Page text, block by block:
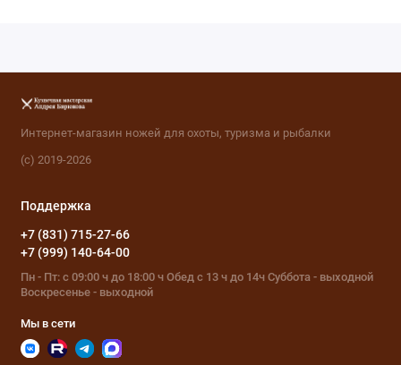
Интернет-магазин ножей для охоты, туризма и рыбалки
(с) 2019-2026
Поддержка
+7 (831) 715-27-66
+7 (999) 140-64-00
Пн - Пт: с 09:00 ч до 18:00 ч Обед с 13 ч до 14ч Суббота - выходной
Воскресенье - выходной
Мы в сети